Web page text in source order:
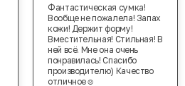
Фантастическая сумка!
Вообще не пожалела! Запах
кожи! Держит форму!
Вместительная! Стильная! В
ней всё. Мне она очень
понравилась! Спасибо
производителю) Качество
отличное☺️